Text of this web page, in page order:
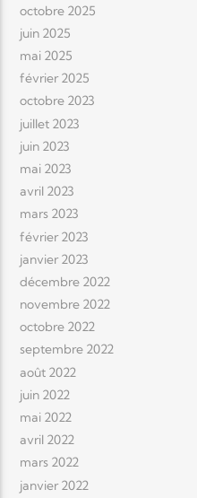
octobre 2025
juin 2025
mai 2025
février 2025
octobre 2023
juillet 2023
juin 2023
mai 2023
avril 2023
mars 2023
février 2023
janvier 2023
décembre 2022
novembre 2022
octobre 2022
septembre 2022
août 2022
juin 2022
mai 2022
avril 2022
mars 2022
janvier 2022